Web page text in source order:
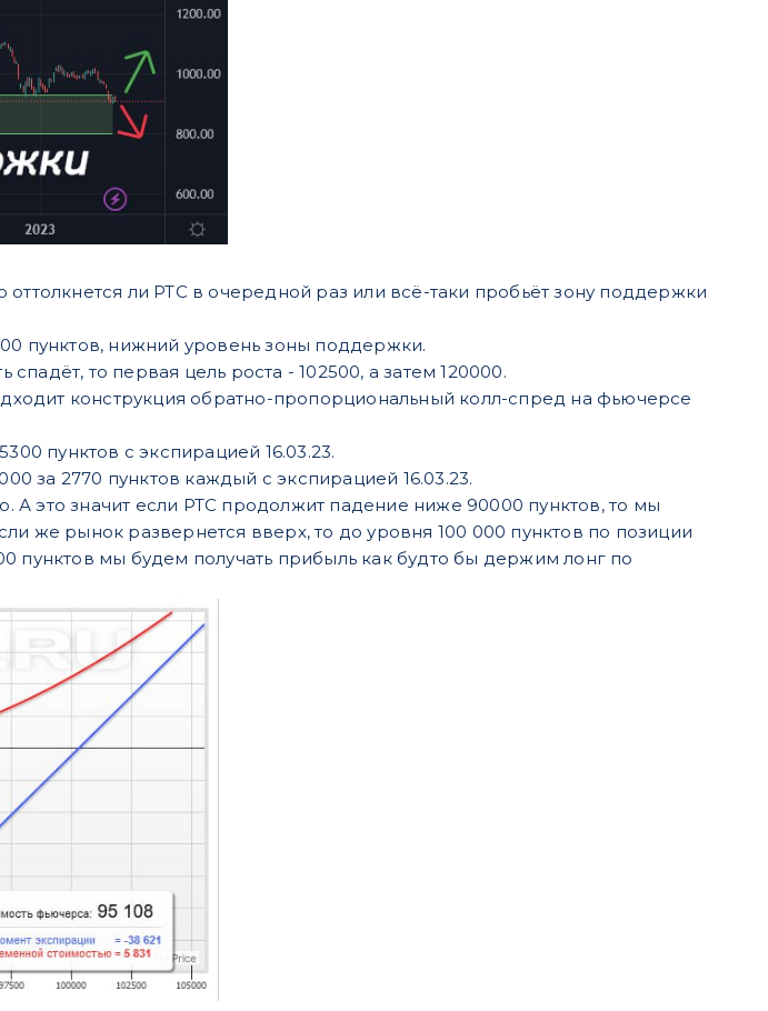
оттолкнется ли РТС в очередной раз или всё-таки пробьёт зону поддержки
пунктов, нижний уровень зоны поддержки.
то первая цель роста - 102500, а затем 120000.
конструкция обратно-пропорциональный колл-спред на фьючерсе
пунктов с экспирацией 16.03.23.
за 2770 пунктов каждый с экспирацией 16.03.23.
А это значит если РТС продолжит падение ниже 90000 пунктов, то мы
же рынок развернется вверх, то до уровня 100 000 пунктов по позиции
пунктов мы будем получать прибыль как будто бы держим лонг по